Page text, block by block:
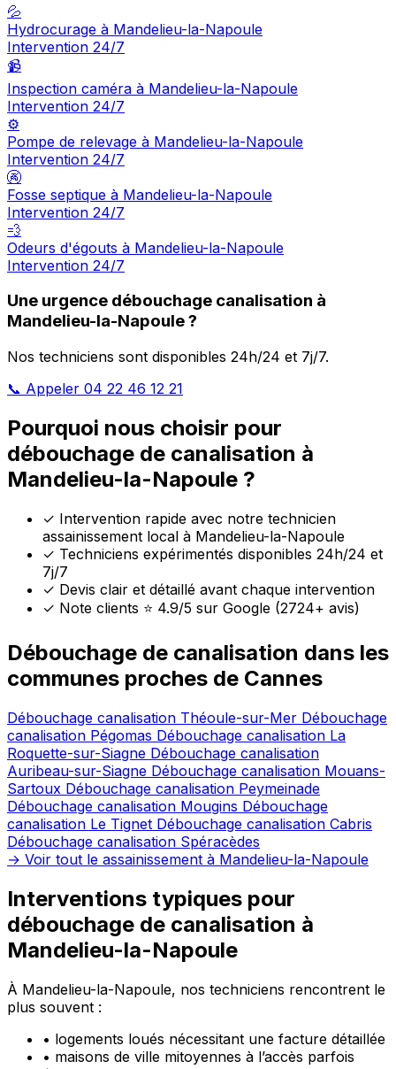
💦
Hydrocurage à Mandelieu-la-Napoule
Intervention 24/7
📹
Inspection caméra à Mandelieu-la-Napoule
Intervention 24/7
⚙️
Pompe de relevage à Mandelieu-la-Napoule
Intervention 24/7
🚱
Fosse septique à Mandelieu-la-Napoule
Intervention 24/7
💨
Odeurs d'égouts à Mandelieu-la-Napoule
Intervention 24/7
Une urgence débouchage canalisation à
Mandelieu-la-Napoule ?
Nos techniciens sont disponibles 24h/24 et 7j/7.
📞 Appeler 04 22 46 12 21
Pourquoi nous choisir pour
débouchage de canalisation à
Mandelieu-la-Napoule ?
✓ Intervention rapide avec notre technicien
assainissement local à Mandelieu-la-Napoule
✓ Techniciens expérimentés disponibles 24h/24 et
7j/7
✓ Devis clair et détaillé avant chaque intervention
✓ Note clients ⭐ 4.9/5 sur Google (2724+ avis)
Débouchage de canalisation dans les
communes proches de Cannes
Débouchage canalisation Théoule-sur-Mer Débouchage
canalisation Pégomas Débouchage canalisation La
Roquette-sur-Siagne Débouchage canalisation
Auribeau-sur-Siagne Débouchage canalisation Mouans-
Sartoux Débouchage canalisation Peymeinade
Débouchage canalisation Mougins Débouchage
canalisation Le Tignet Débouchage canalisation Cabris
Débouchage canalisation Spéracèdes
→ Voir tout le assainissement à Mandelieu-la-Napoule
Interventions typiques pour
débouchage de canalisation à
Mandelieu-la-Napoule
À Mandelieu-la-Napoule, nos techniciens rencontrent le
plus souvent :
• logements loués nécessitant une facture détaillée
• maisons de ville mitoyennes à l’accès parfois